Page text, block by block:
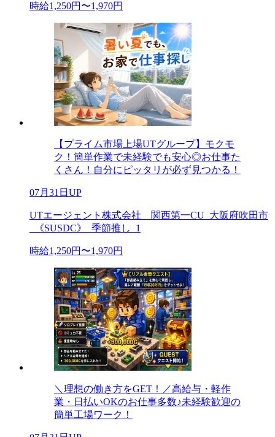
時給1,250円〜1,970円
【プライム市場上場UTグループ】モクモ
ク！簡単作業で未経験でも安心◎お仕事た
くさん！自分にピッタリが必ず見つかる！
07月31日UP
UTエージェント株式会社 関西第一CU_大阪府吹田市
_《SUSDC》_季節推し_1
時給1,250円〜1,970円
＼理想の働き方をGET！／高給与・軽作
業・日払いOKのお仕事多数♪未経験歓迎の
簡単工場ワーク！